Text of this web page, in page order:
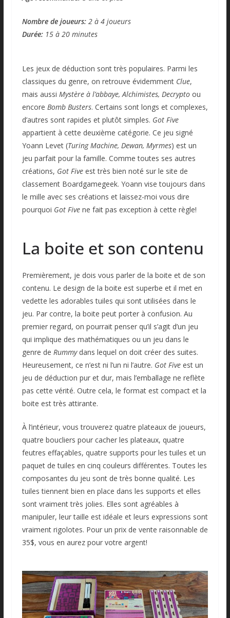
Nombre de joueurs: 2 à 4 joueurs
Durée: 15 à 20 minutes
Les jeux de déduction sont très populaires. Parmi les
classiques du genre, on retrouve évidemment Clue,
mais aussi Mystère à l’abbaye, Alchimistes, Decryptoou
encore Bomb Busters. Certains sont longs et complexes,
d’autres sont rapides et plutôt simples. Got Five
appartient à cette deuxième catégorie. Ce jeu signé
Yoann Levet (Turing Machine, Dewan, Myrmes) est un
jeu parfait pour la famille. Comme toutes ses autres
créations, Got Fiveest très bien noté sur le site de
classement Boardgamegeek. Yoann vise toujours dans
le mille avec ses créations et laissez-moi vous dire
pourquoi Got Fivene fait pas exception à cette règle!
La boite et son contenu
Premièrement, je dois vous parler de la boite et de son
contenu. Le design de la boite est superbe et il met en
vedette les adorables tuiles qui sont utilisées dans le
jeu. Par contre, la boite peut porter à confusion. Au
premier regard, on pourrait penser qu’il s’agit d’un jeu
qui implique des mathématiques ou un jeu dans le
genre de Rummydans lequel on doit créer des suites.
Heureusement, ce n’est ni l’un ni l’autre. Got Fiveest un
jeu de déduction pur et dur, mais l’emballage ne reflète
pas cette vérité. Outre cela, le format est compact et la
boite est très attirante.
À l’intérieur, vous trouverez quatre plateaux de joueurs,
quatre boucliers pour cacher les plateaux, quatre
feutres effaçables, quatre supports pour les tuiles et un
paquet de tuiles en cinq couleurs différentes. Toutes les
composantes du jeu sont de très bonne qualité. Les
tuiles tiennent bien en place dans les supports et elles
sont vraiment très jolies. Elles sont agréables à
manipuler, leur taille est idéale et leurs expressions sont
vraiment rigolotes. Pour un prix de vente raisonnable de
35$, vous en aurez pour votre argent!